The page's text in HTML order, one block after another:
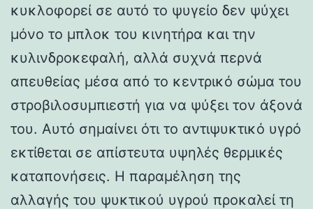
κυκλοφορεί σε αυτό το ψυγείο δεν ψύχει
μόνο το μπλοκ του κινητήρα και την
κυλινδροκεφαλή, αλλά συχνά περνά
απευθείας μέσα από το κεντρικό σώμα του
στροβιλοσυμπιεστή για να ψύξει τον άξονά
του. Αυτό σημαίνει ότι το αντιψυκτικό υγρό
εκτίθεται σε απίστευτα υψηλές θερμικές
καταπονήσεις. Η παραμέληση της
αλλαγής του ψυκτικού υγρού προκαλεί τη